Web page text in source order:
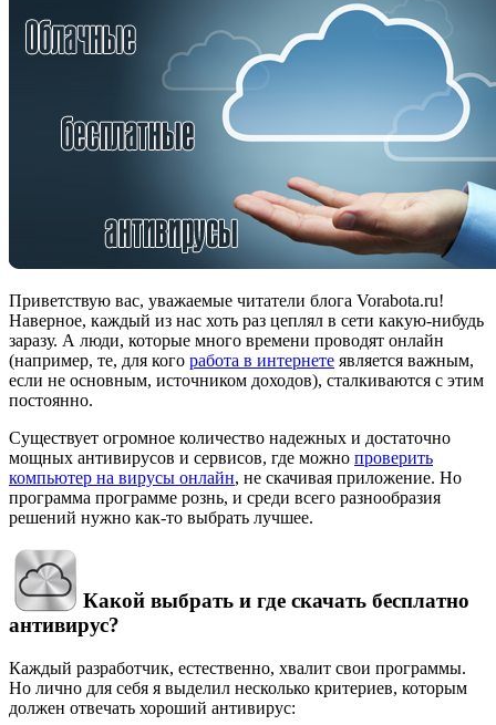
Приветствую вас, уважаемые читатели блога Vorabota.ru!
Наверное, каждый из нас хоть раз цеплял в сети какую-нибудь
заразу. А люди, которые много времени проводят онлайн
(например, те, для кого работа в интернете является важным,
если не основным, источником доходов), сталкиваются с этим
постоянно.
Существует огромное количество надежных и достаточно
мощных антивирусов и сервисов, где можно проверить
компьютер на вирусы онлайн, не скачивая приложение. Но
программа программе рознь, и среди всего разнообразия
решений нужно как-то выбрать лучшее.
Какой выбрать и где скачать бесплатно
антивирус?
Каждый разработчик, естественно, хвалит свои программы.
Но лично для себя я выделил несколько критериев, которым
должен отвечать хороший антивирус: